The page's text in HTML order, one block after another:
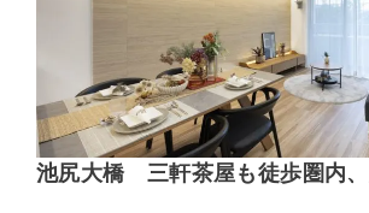
池尻大橋 三軒茶屋も徒歩圏内